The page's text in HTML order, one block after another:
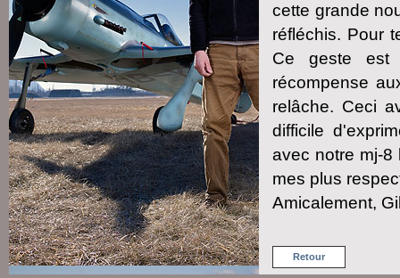
cette grande
réfléchis. Pour
Ce geste est
récompense
relâche. Ceci
difficile
avec notre mj-8
mes plus
Amicalement,
Retour